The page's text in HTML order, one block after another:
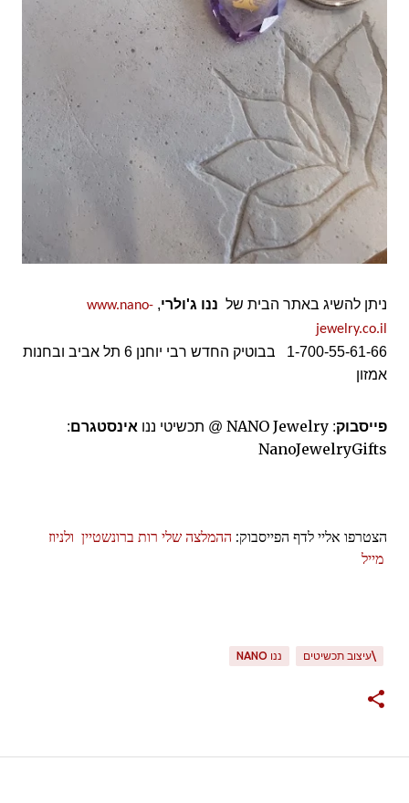
ניתן להשיג באתר הבית של ננו ג'ולרי,
www.nano-
jewelry.co.il
1-700-55-61-66 בבוטיק החדש רבי יוחנן 6 תל אביב ובחנות
אמזון
פייסבוק:
NANO Jewelry @ תכשיטי ננו אינסטגרם:
NanoJewelryGifts
הצטרפו אליי לדף הפייסבוק: ההמלצה שלי רות ברונשטיין ולניוז
מייל
\עיצוב תכשיטים ננו NANO